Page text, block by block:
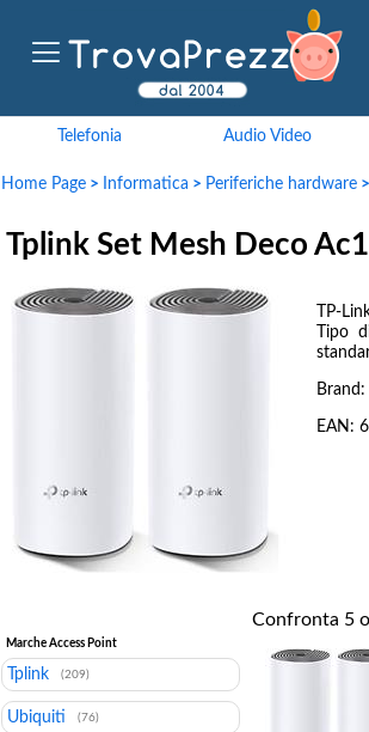
Telefonia Audio Video
Home Page > Informatica > Periferiche hardware >
Tplink Set Mesh Deco
TP-
Tipo
Brand:
EAN:
Marche Access Point
Tplink (209)
Ubiquiti (76)
Confronta 5